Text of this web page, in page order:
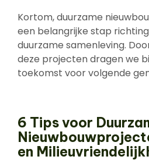
Kortom, duurzame
een belangrijke stap
duurzame samenleving.
deze projecten dragen we
toekomst voor volgende
6 Tips voor
en